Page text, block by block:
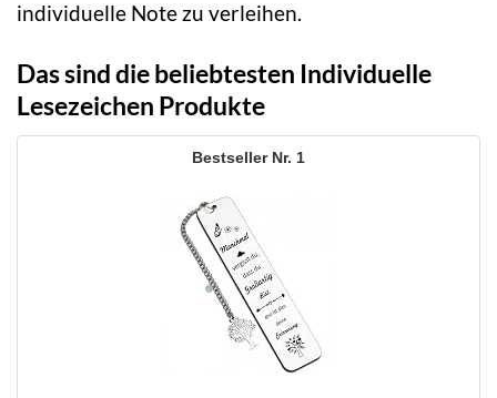
individuelle Note zu verleihen.
Das sind die beliebtesten Individuelle
Lesezeichen Produkte
1